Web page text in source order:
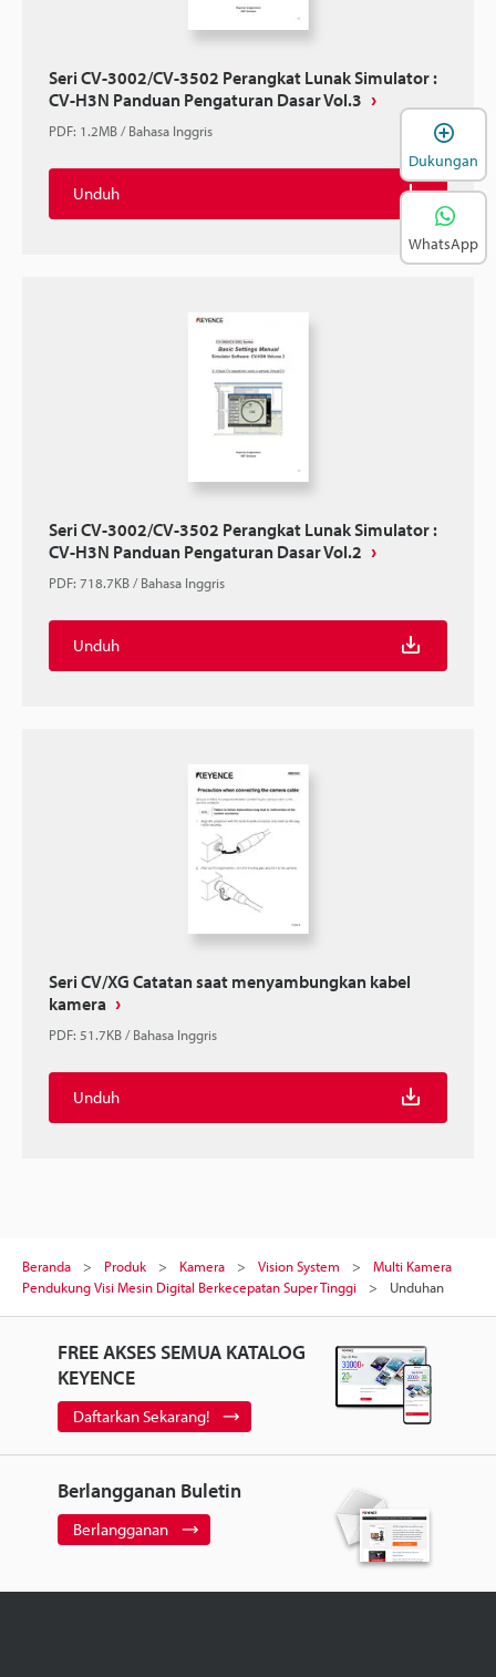
Seri CV-3002/CV-3502 Perangkat Lunak Simulator :
CV-H3N Panduan Pengaturan Dasar Vol.3
PDF: 1.2MB/Bahasa Inggris
Unduh
Seri CV-3002/CV-3502 Perangkat Lunak Simulator :
CV-H3N Panduan Pengaturan Dasar Vol.2
PDF: 718.7KB/Bahasa Inggris
Unduh
Seri CV/XG Catatan saat menyambungkan kabel
kamera
PDF: 51.7KB/Bahasa Inggris
Unduh
Beranda Produk Kamera Vision System
Multi Kamera
Pendukung Visi Mesin Digital Berkecepatan Super Tinggi
Unduhan
FREE AKSES SEMUA KATALOG
KEYENCE
Daftarkan Sekarang!
Berlangganan Buletin
Berlangganan
Dukungan
WhatsApp